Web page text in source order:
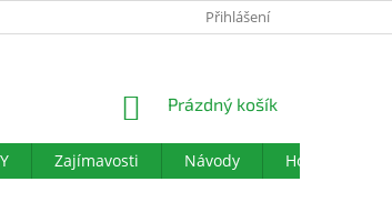
OCHRANY OSOBNÍCH ÚDAJŮ DOTAZNÍK
Přihlášení
NÁKUPNÍ
Prázdný košík
Zajímavosti Návody
Hodnocení